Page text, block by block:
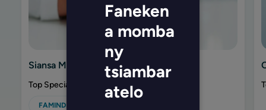
Siansa Momba Ny Kardia
Top Specialties & Procedures
FAMINDRANA FO
Faneken
a momba
ny
tsiambar
atelo